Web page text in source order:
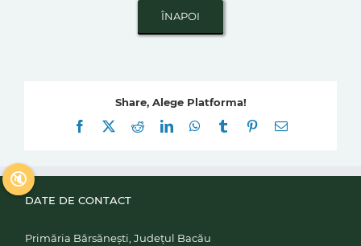
Share, Alege Platforma!
Facebook
RedditLinkedInWhatsApp
Tumblr Pinterest
E-
DATE DE CONTACT
Primăria Bârsănești, Județul Bacău
🔇